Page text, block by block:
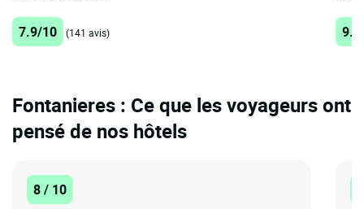
7.9/10 (141 avis)
Fontanieres : Ce que les voyageurs ont
pensé de nos hôtels
8 / 10